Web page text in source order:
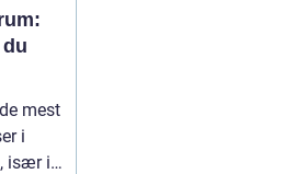
mest
i
især i